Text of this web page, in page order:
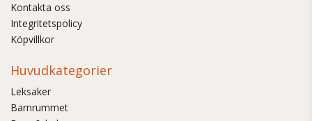
Kontakta oss
Integritetspolicy
Köpvillkor
Huvudkategorier
Leksaker
Barnrummet